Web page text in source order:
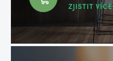
ZJISTIT VÍCE